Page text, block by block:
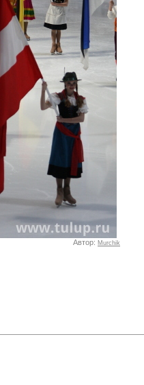
Автор: Murchik